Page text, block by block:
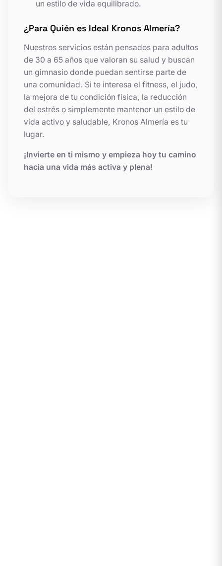
un estilo de vida equilibrado.
¿Para Quién es Ideal Kronos Almería?
Nuestros servicios están pensados para adultos
de 30 a 65 años que valoran su salud y buscan
un gimnasio donde puedan sentirse parte de
una comunidad. Si te interesa el fitness, el judo,
la mejora de tu condición física, la reducción
del estrés o simplemente mantener un estilo de
vida activo y saludable, Kronos Almería es tu
lugar.
¡Invierte en ti mismo y empieza hoy tu camino
hacia una vida más activa y plena!